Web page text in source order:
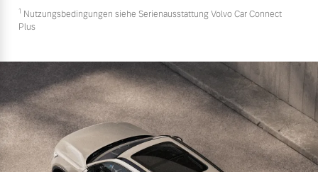
1 Nutzungsbedingungen siehe Serienausstattung Volvo Car Connect
Plus